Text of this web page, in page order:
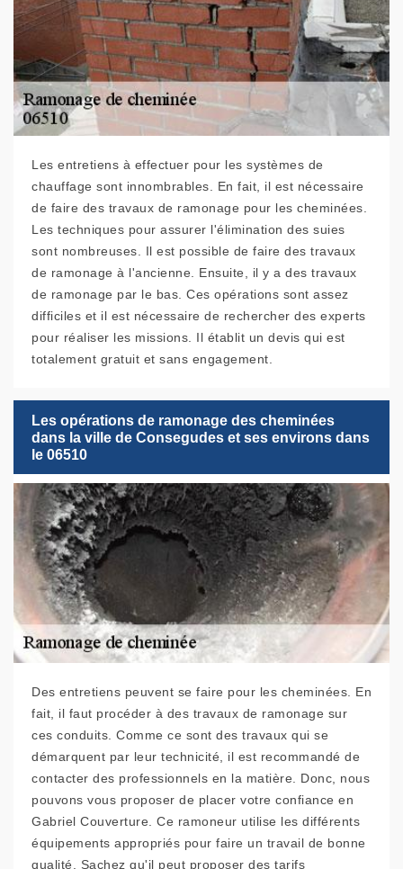
Les entretiens à effectuer pour les systèmes de
chauffage sont innombrables. En fait, il est nécessaire
de faire des travaux de ramonage pour les cheminées.
Les techniques pour assurer l'élimination des suies
sont nombreuses. Il est possible de faire des travaux
de ramonage à l'ancienne. Ensuite, il y a des travaux
de ramonage par le bas. Ces opérations sont assez
difficiles et il est nécessaire de rechercher des experts
pour réaliser les missions. Il établit un devis qui est
totalement gratuit et sans engagement.
Les opérations de ramonage des cheminées
dans la ville de Consegudes et ses environs dans
le 06510
Des entretiens peuvent se faire pour les cheminées. En
fait, il faut procéder à des travaux de ramonage sur
ces conduits. Comme ce sont des travaux qui se
démarquent par leur technicité, il est recommandé de
contacter des professionnels en la matière. Donc, nous
pouvons vous proposer de placer votre confiance en
Gabriel Couverture. Ce ramoneur utilise les différents
équipements appropriés pour faire un travail de bonne
qualité. Sachez qu'il peut proposer des tarifs